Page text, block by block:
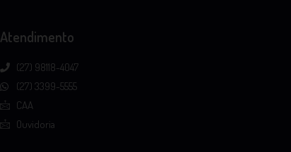
Atendimento
(27) 98118-4047
(27) 3399-5555
CAA
Ouvidoria